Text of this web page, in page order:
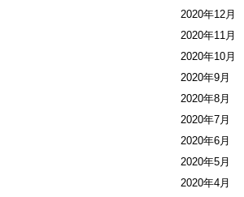
2020年12月
2020年11月
2020年10月
2020年9月
2020年8月
2020年7月
2020年6月
2020年5月
2020年4月